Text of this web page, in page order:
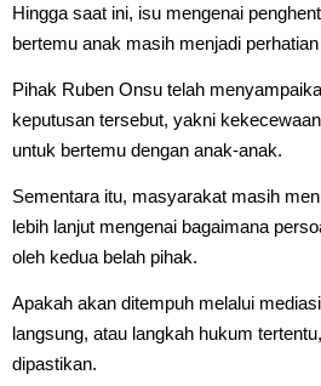
Hingga saat ini, isu mengenai
bertemu anak masih menjadi
Pihak Ruben Onsu telah
keputusan tersebut, yakni
untuk bertemu dengan anak-anak.
Sementara itu, masyarakat masih
lebih lanjut mengenai bagaimana
oleh kedua belah pihak.
Apakah akan ditempuh melalui
langsung, atau langkah hukum
dipastikan.